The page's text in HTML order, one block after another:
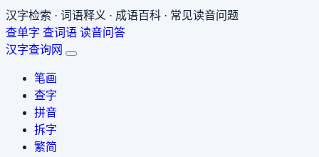
汉字检索 · 词语释义 · 成语百科 · 常见读音问题
查单字 查词语 读音问答
汉字查询网
笔画
查字
拼音
拆字
繁简